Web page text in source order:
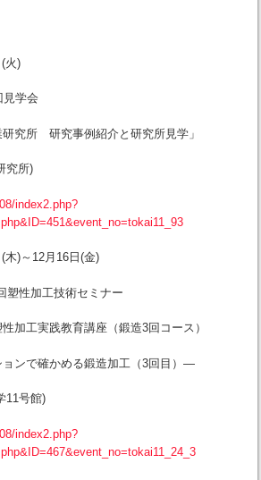
火)
学会
所 研究事例紹介と研究所見学」
所)
index2.php?
)～12月16日(金)
加工技術セミナー
工実践教育講座（鍛造3回コース）
で確かめる鍛造加工（3回目）―
号館)
index2.php?